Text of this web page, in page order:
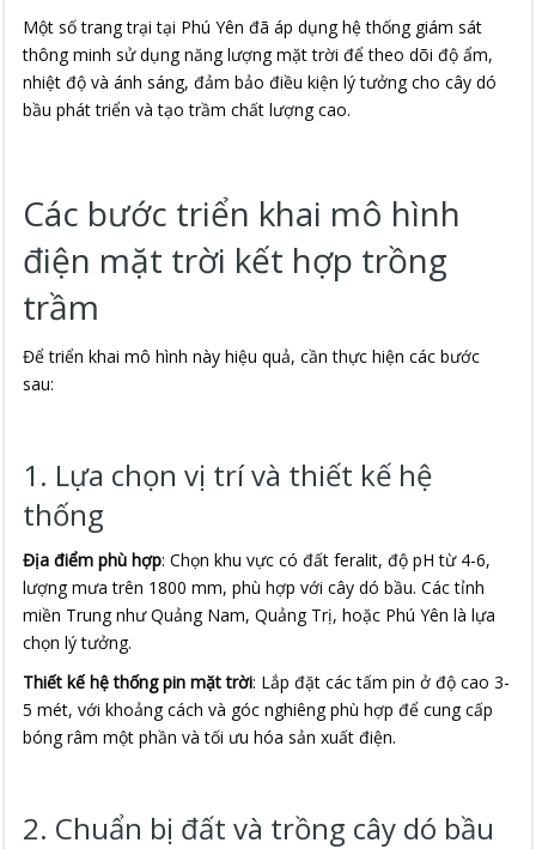
Một số trang trại tại Phú Yên đã áp dụng hệ thống giám sát
thông minh sử dụng năng lượng mặt trời để theo dõi độ ẩm,
nhiệt độ và ánh sáng, đảm bảo điều kiện lý tưởng cho cây dó
bầu phát triển và tạo trầm chất lượng cao.
Các bước triển khai mô hình
điện mặt trời kết hợp trồng
trầm
Để triển khai mô hình này hiệu quả, cần thực hiện các bước
sau:
1. Lựa chọn vị trí và thiết kế hệ
thống
Địa điểm phù hợp: Chọn khu vực có đất feralit, độ pH từ 4-6,
lượng mưa trên 1800 mm, phù hợp với cây dó bầu. Các tỉnh
miền Trung như Quảng Nam, Quảng Trị, hoặc Phú Yên là lựa
chọn lý tưởng.
Thiết kế hệ thống pin mặt trời: Lắp đặt các tấm pin ở độ cao 3-
5 mét, với khoảng cách và góc nghiêng phù hợp để cung cấp
bóng râm một phần và tối ưu hóa sản xuất điện.
2. Chuẩn bị đất và trồng cây dó bầu